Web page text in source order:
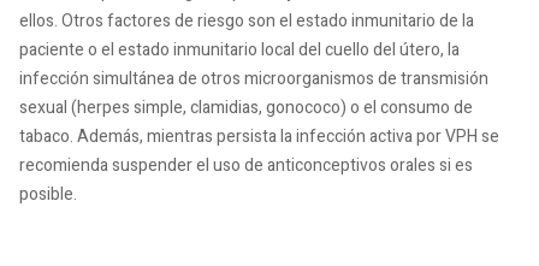
ellos. Otros factores de riesgo son el estado inmunitario de la
paciente o el estado inmunitario local del cuello del útero, la
infección simultánea de otros microorganismos de transmisión
sexual (herpes simple, clamidias, gonococo) o el consumo de
tabaco. Además, mientras persista la infección activa por VPH se
recomienda suspender el uso de anticonceptivos orales si es
posible.